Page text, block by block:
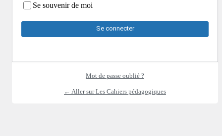
Se souvenir de moi
Mot de passe oublié ?
← Aller sur Les Cahiers pédagogiques